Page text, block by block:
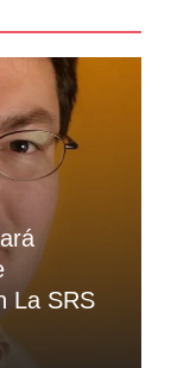
La SRS